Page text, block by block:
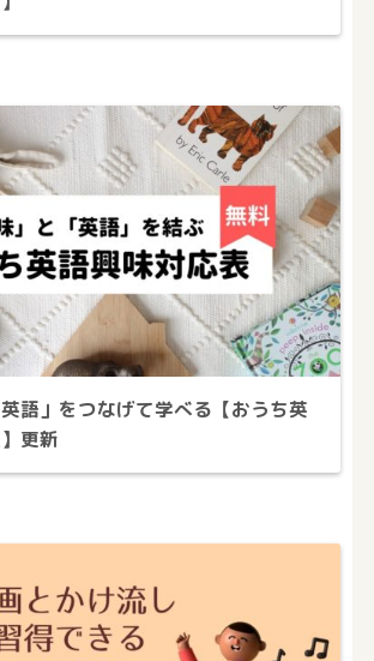
英語」をつなげて学べる【おうち英
更新